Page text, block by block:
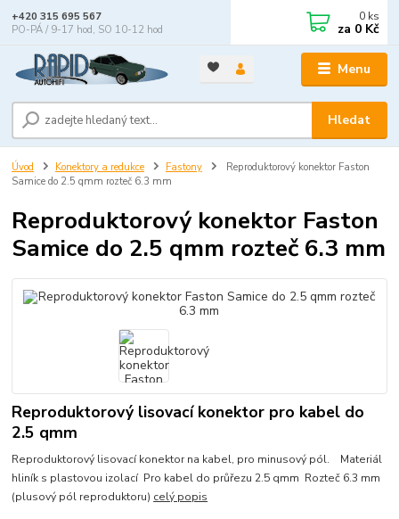
Menu
Hledat
+420 315 695 567
PO-PÁ / 9-17 hod, SO 10-12 hod
0 ks
za 0 Kč
Úvod Konektory a redukce Fastony
Reproduktorový konektor Faston
Samice do 2.5 qmm rozteč 6.3 mm
Reproduktorový konektor Faston
Samice do 2.5 qmm rozteč 6.3 mm
Reproduktorový lisovací konektor pro kabel do
2.5 qmm
Reproduktorový lisovací konektor na kabel, pro minusový pól. Materiál
hliník s plastovou izolací Pro kabel do průřezu 2.5 qmm Rozteč 6.3 mm
(plusový pól reproduktoru) celý popis